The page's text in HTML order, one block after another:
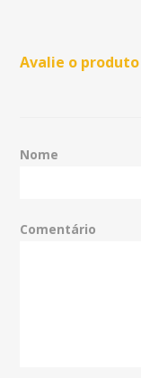
Avalie o produto
Nome
Comentário